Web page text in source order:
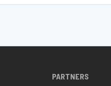
PARTNERS